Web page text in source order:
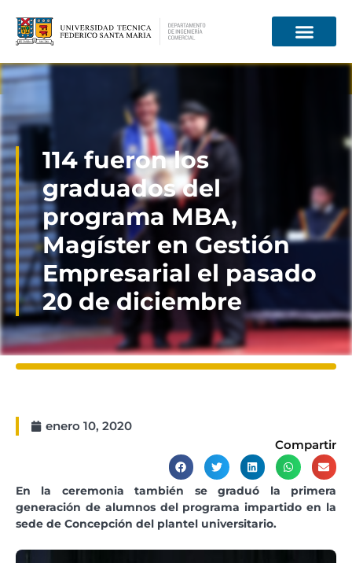
114 fueron los
graduados del
programa MBA,
Magíster en Gestión
Empresarial el pasado
20 de diciembre
enero 10, 2020
Compartir
En la ceremonia también se graduó la primera
generación de alumnos del programa impartido en la
sede de Concepción del plantel universitario.